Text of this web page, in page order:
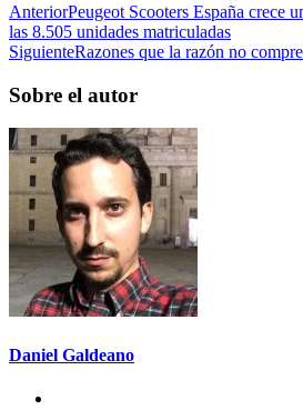
AnteriorPeugeot Scooters España crece
las 8.505 unidades matriculadas
SiguienteRazones que la razón no
Sobre el autor
Daniel Galdeano